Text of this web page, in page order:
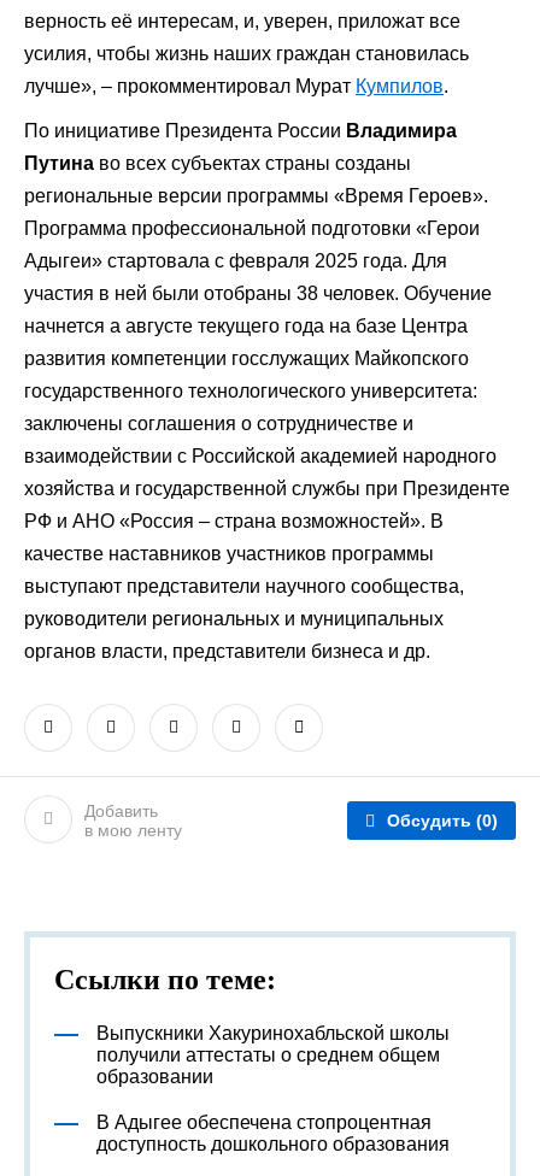
верность её интересам, и, уверен, приложат все
усилия, чтобы жизнь наших граждан становилась
лучше», – прокомментировал Мурат Кумпилов.
По инициативе Президента России Владимира
Путина во всех субъектах страны созданы
региональные версии программы «Время Героев».
Программа профессиональной подготовки «Герои
Адыгеи» стартовала с февраля 2025 года. Для
участия в ней были отобраны 38 человек. Обучение
начнется а августе текущего года на базе Центра
развития компетенции госслужащих Майкопского
государственного технологического университета:
заключены соглашения о сотрудничестве и
взаимодействии с Российской академией народного
хозяйства и государственной службы при Президенте
РФ и АНО «Россия – страна возможностей». В
качестве наставников участников программы
выступают представители научного сообщества,
руководители региональных и муниципальных
органов власти, представители бизнеса и др.
Добавить
в мою ленту
Обсудить (0)
Ссылки по теме:
Выпускники Хакуринохабльской школы
получили аттестаты о среднем общем
образовании
В Адыгее обеспечена стопроцентная
доступность дошкольного образования